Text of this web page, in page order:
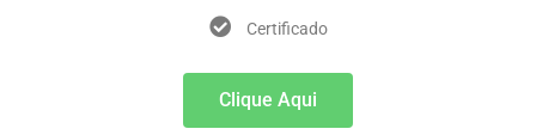
Certificado
Clique Aqui